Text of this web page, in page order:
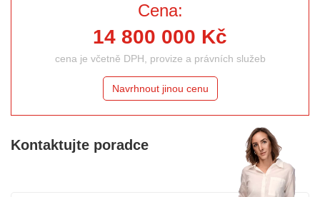
Cena:
14 800 000 Kč
cena je včetně DPH, provize a právních služeb
Navrhnout jinou cenu
Kontaktujte poradce